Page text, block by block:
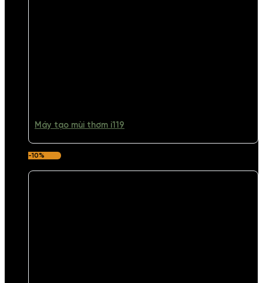
Máy tạo mùi thơm i119
-10%